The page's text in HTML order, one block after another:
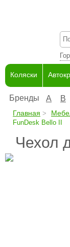
Коляски
Бренды A B
Главная
FunDesk Bello II
Чехол